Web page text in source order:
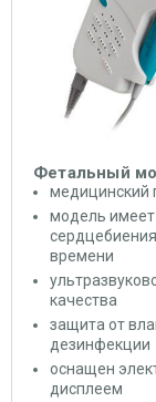
Фетальный
медицинский
модель
времени
качества
защита от
дезинфекции
оснащен
дисплеем